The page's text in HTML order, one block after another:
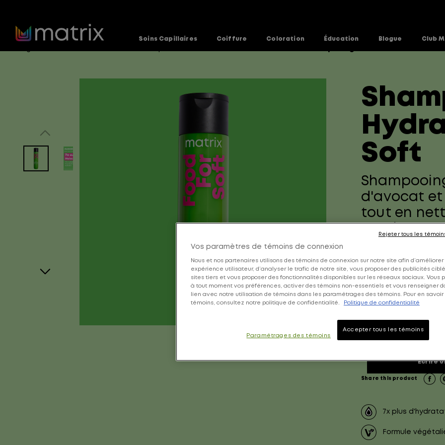
Soins Capillaires Coiffure Coloration Éducation Blogue Club
Soft
d'avocat et
tout en
de sébum
Shampooing
4.7
Écrire
Share this product
7x plus
Formule
Vos paramètres de témoins de connexion
Nous et nos partenaires utilisons des témoins de connexion sur notre site afin d’améliorer
expérience utilisateur, d’analyser le trafic de notre site, vous proposer des publicités
sites tiers et vous proposer des fonctionnalités disponibles sur les réseaux sociaux. Vous
à tout moment vos préférences, activer des témoins non-essentiels et vous renseigner
lien avec notre utilisation de témoins dans les paramétrages des témoins. Pour en savoir
témoins, consultez notre politique de confidentialité.
Politique de confidentialité
Accepter tous les témoins
Paramétrages des témoins
Rejeter tous les